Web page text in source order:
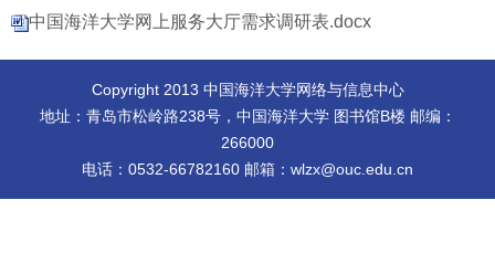
中国海洋大学网上服务大厅需求调研表.docx
Copyright 2013 中国海洋大学网络与信息中心
地址：青岛市松岭路238号，中国海洋大学 图书馆B楼 邮编：
266000
电话：0532-66782160 邮箱：wlzx@ouc.edu.cn